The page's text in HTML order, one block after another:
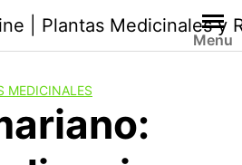
| Plantas Medicinales y
Menu
MEDICINALES